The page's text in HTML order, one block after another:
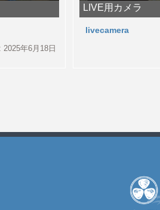
2025年6月18日
LIVE用カメラ
livecamera